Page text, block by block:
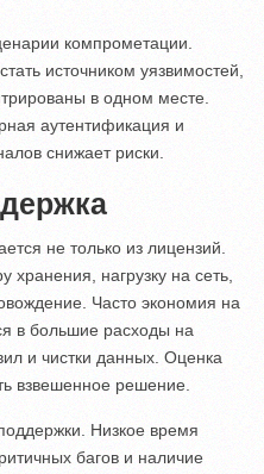
компрометации.
источником уязвимостей,
в одном месте.
аутентификация и
снижает риски.
не только из лицензий.
хранения, нагрузку на сеть,
Часто экономия на
в большие расходы на
и чистки данных. Оценка
взвешенное решение.
Низкое время
багов и наличие